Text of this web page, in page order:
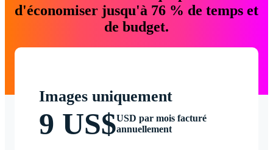
d'économiser jusqu'à 76 % de temps et
de budget.
Images uniquement
9 US$USD par mois facturé
annuellement